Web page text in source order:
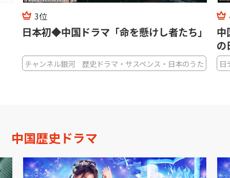
3位
日本初◆中国ドラマ「命を懸けし者たち」
チャンネル銀河 歴史ドラマ・サスペンス・日本のうた
中
の
日
中国歴史ドラマ